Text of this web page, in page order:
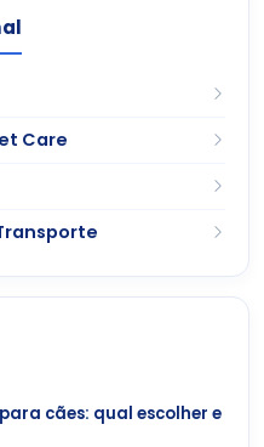
Care
cães: qual escolher e